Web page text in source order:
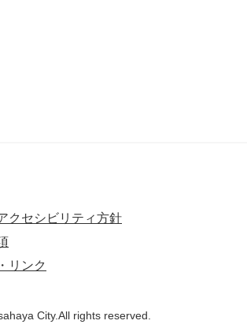
クセシビリティ方針
リンク
City.All rights reserved.